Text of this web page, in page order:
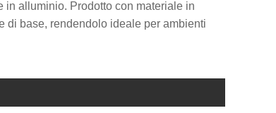
in alluminio. Prodotto con materiale in
di base, rendendolo ideale per ambienti